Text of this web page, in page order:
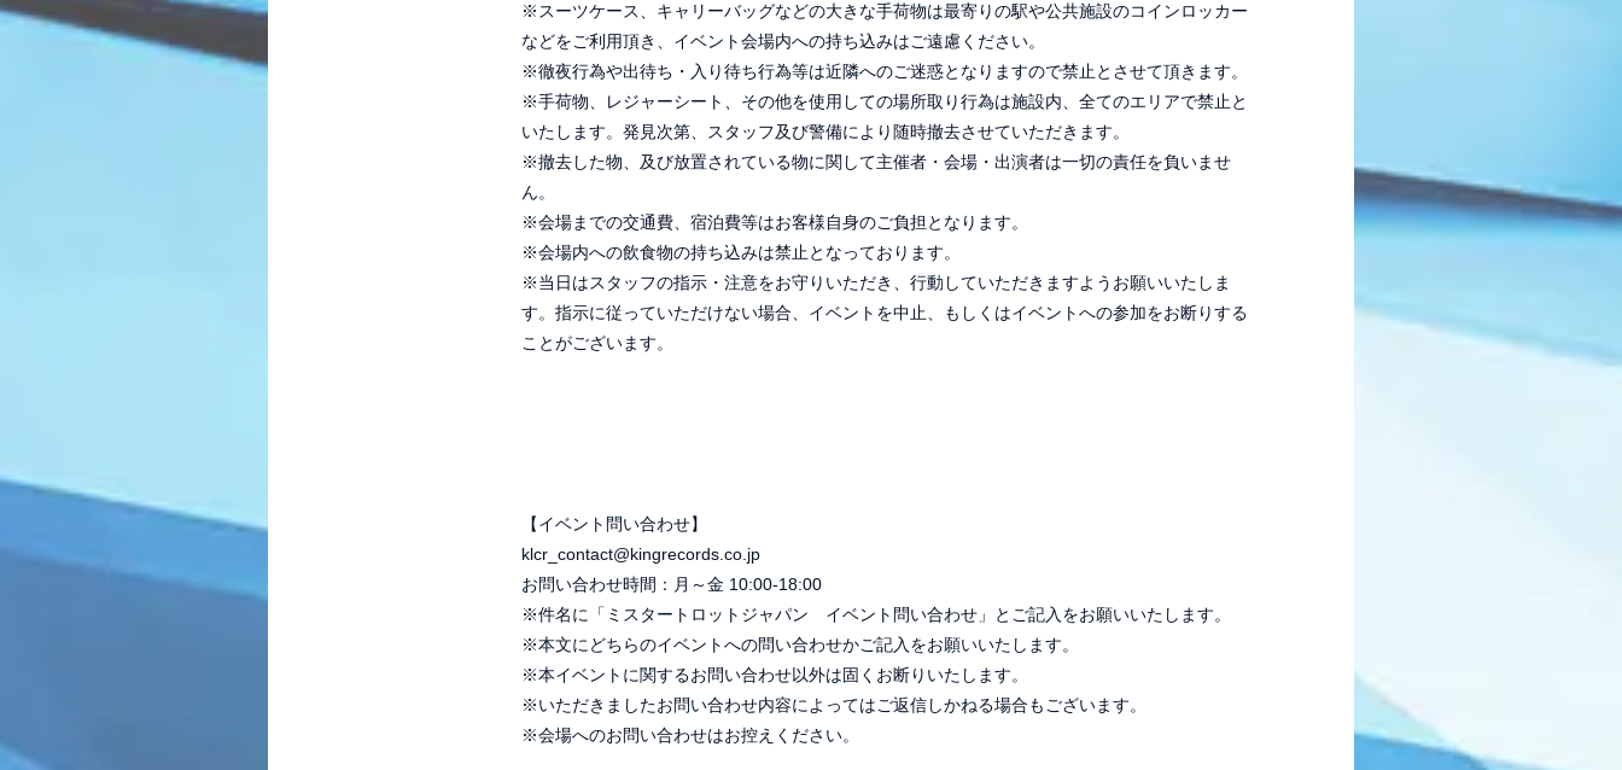
※スーツケース、キャリーバッグなどの大きな手荷物は最寄りの駅や公共施設のコインロッカー
などをご利用頂き、イベント会場内への持ち込みはご遠慮ください。
※徹夜行為や出待ち・入り待ち行為等は近隣へのご迷惑となりますので禁止とさせて頂きます。
※手荷物、レジャーシート、その他を使用しての場所取り行為は施設内、全てのエリアで禁止と
いたします。発見次第、スタッフ及び警備により随時撤去させていただきます。
※撤去した物、及び放置されている物に関して主催者・会場・出演者は一切の責任を負いませ
ん。
※会場までの交通費、宿泊費等はお客様自身のご負担となります。
※会場内への飲食物の持ち込みは禁止となっております。
※当日はスタッフの指示・注意をお守りいただき、行動していただきますようお願いいたしま
す。指示に従っていただけない場合、イベントを中止、もしくはイベントへの参加をお断りする
ことがございます。
【イベント問い合わせ】
klcr_contact@kingrecords.co.jp
お問い合わせ時間：月～金 10:00-18:00
※件名に「ミスタートロットジャパン イベント問い合わせ」とご記入をお願いいたします。
※本文にどちらのイベントへの問い合わせかご記入をお願いいたします。
※本イベントに関するお問い合わせ以外は固くお断りいたします。
※いただきましたお問い合わせ内容によってはご返信しかねる場合もございます。
※会場へのお問い合わせはお控えください。